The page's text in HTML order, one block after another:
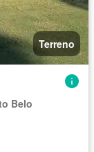
Terreno
Belo